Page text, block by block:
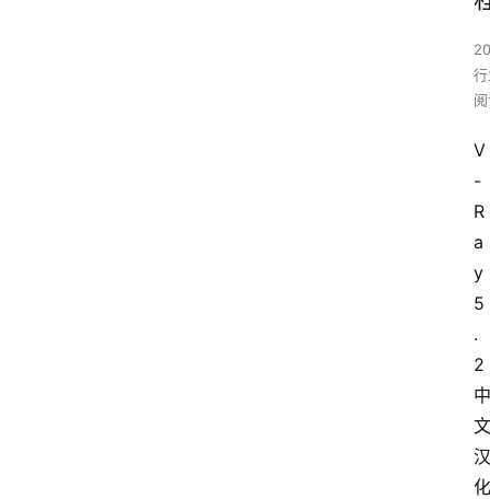
V
-
R
a
y
5
.
2
中
文
汉
化